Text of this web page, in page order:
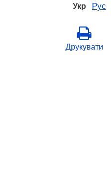
Укр Рус
Друкувати